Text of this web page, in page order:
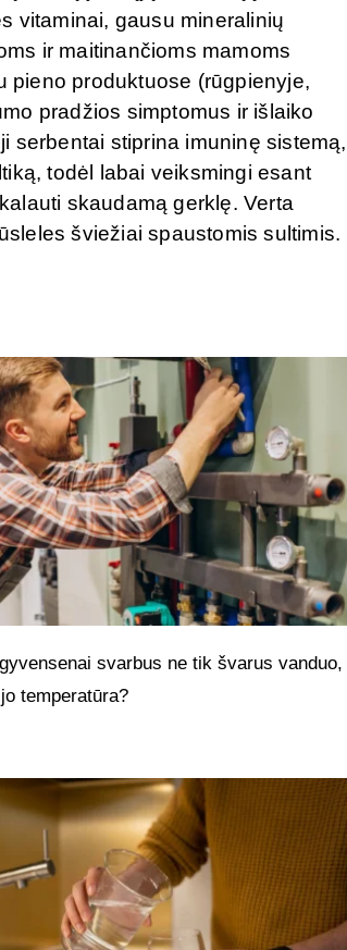
vitaminai, gausu mineralinių
ir maitinančioms mamoms
pieno produktuose (rūgpienyje,
pradžios simptomus ir išlaiko
serbentai stiprina imuninę sistemą,
todėl labai veiksmingi esant
skaudamą gerklę. Verta
šviežiai spaustomis sultimis.
svarbus ne tik švarus vanduo,
temperatūra?